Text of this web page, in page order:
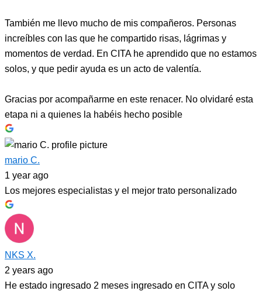
También me llevo mucho de mis compañeros. Personas
increíbles con las que he compartido risas, lágrimas y
momentos de verdad. En CITA he aprendido que no estamos
solos, y que pedir ayuda es un acto de valentía.
Gracias por acompañarme en este renacer. No olvidaré esta
etapa ni a quienes la habéis hecho posible
mario C.
1 year ago
Los mejores especialistas y el mejor trato personalizado
NKS X.
2 years ago
He estado ingresado 2 meses ingresado en CITA y solo